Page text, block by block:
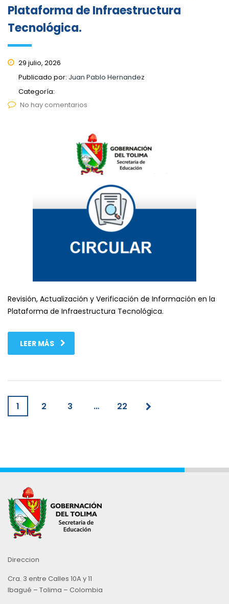
Plataforma de Infraestructura
Tecnológica.
29 julio, 2026
Publicado por: Juan Pablo Hernandez
Categoría:
No hay comentarios
Revisión, Actualización y Verificación de Información en la
Plataforma de Infraestructura Tecnológica.
LEER MÁS
1 2 3 … 22
Direccion
Cra. 3 entre Calles 10A y 11
Ibagué – Tolima – Colombia